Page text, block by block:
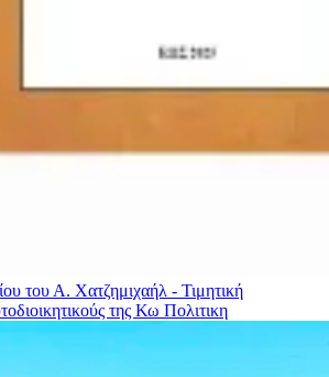
του Α. Χατζημιχαήλ - Τιμητική
της Κω Πολιτικη